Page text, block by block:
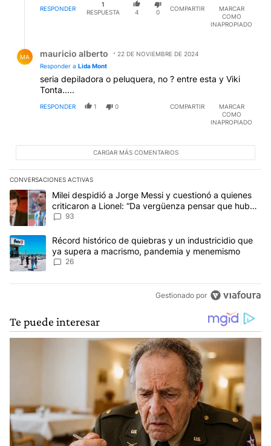
RESPONDER
1
RESPUESTA
4 0
COMPARTIR
MARCAR
COMO
INAPROPIADO
MA mauricio alberto
22 DE NOVIEMBRE DE 2024
Responder a Lida Mont
seria depiladora o peluquera, no ? entre esta y Viki
Tonta.....
RESPONDER 1 0 COMPARTIR
MARCAR
COMO
INAPROPIADO
CARGAR MÁS COMENTARIOS
CONVERSACIONES ACTIVAS
Este listado muestra los artículos con más comentarios en los
Un artículo de tendencia con el título "Milei despidió a Jorge
Milei despidió a Jorge Messi y cuestionó a quienes
criticaron a Lionel: “Da vergüenza pensar que hubo
anti-Messi”
93
Un artículo de tendencia con el título "Récord histórico de
Récord histórico de quiebras y un industricidio que
ya supera a macrismo, pandemia y menemismo
26
Gestionado por